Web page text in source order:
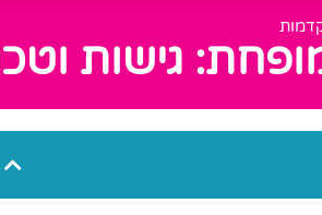
גישות